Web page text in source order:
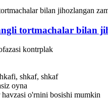
tortmachalar bilan
kontrplak
shkaf, shkaf
oyna
o'rnini bosishi mumkin